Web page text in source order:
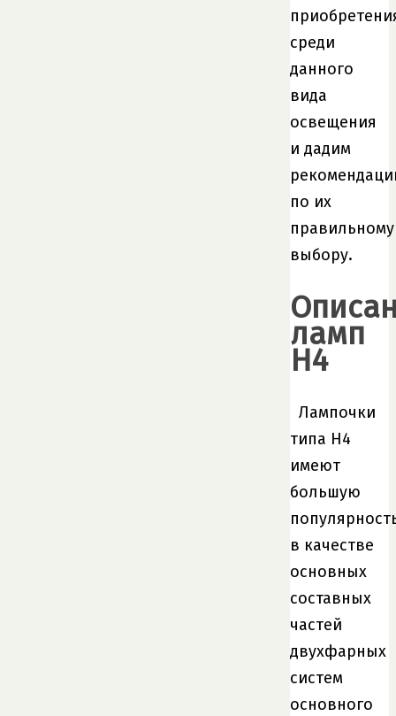
среди
данного
вида
освещения
и дадим
по их
правильному
выбору.
ламп
H4
Лампочки
типа H4
имеют
большую
в качестве
основных
составных
частей
двухфарных
систем
основного